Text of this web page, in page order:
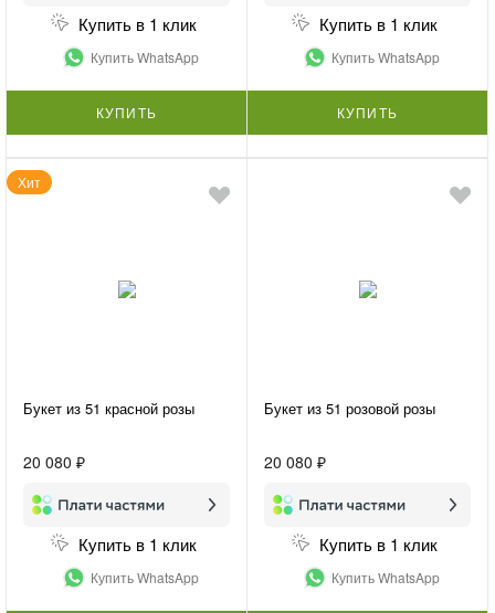
Купить в 1 клик
Купить WhatsApp
КУПИТЬ
Купить в 1 клик
Купить WhatsApp
КУПИТЬ
Хит
Букет из 51 красной розы
20 080 ₽
Купить в 1 клик
Купить WhatsApp
Букет из 51 розовой розы
20 080 ₽
Купить в 1 клик
Купить WhatsApp